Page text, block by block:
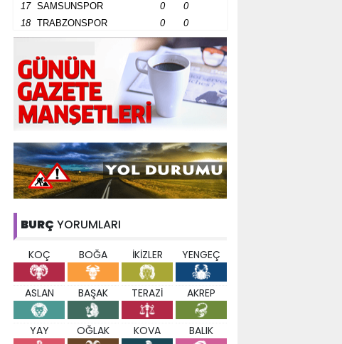
17
SAMSUNSPOR 0
0
18
TRABZONSPOR 0 0
BURÇ YORUMLARI
KOÇ BOĞA İKİZLER YENGEÇ
ASLAN BAŞAK TERAZİ AKREP
YAY OĞLAK KOVA BALIK